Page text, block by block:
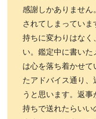
感謝しかありません
されてしまってい
持ちに変わりはなく
い。鑑定中に書いた
は心を落ち着かせて
たアドバイス通り、
うと思います。返
持ちで送れたらいい